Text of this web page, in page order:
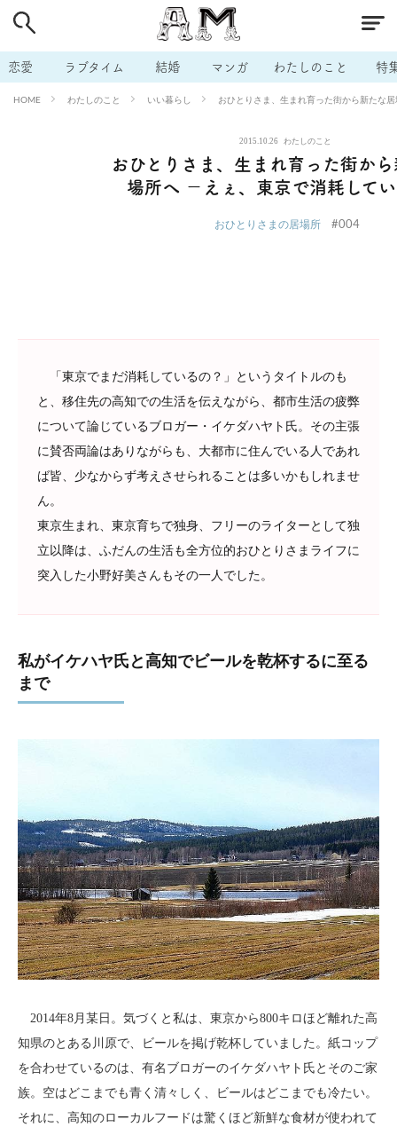
恋愛 ラブタイム 結婚 マンガ わたしのこと 特
HOME わたしのこと いい暮らし おひとりさま、生まれ育った街から新たな
2015.10.26 わたしのこと
おひとりさま、生まれ育った街か
場所へ －えぇ、東京で消耗して
おひとりさまの居場所 #004
「東京でまだ消耗しているの？」というタイトルのも
と、移住先の高知での生活を伝えながら、都市生活の疲弊
について論じているブロガー・イケダハヤト氏。その主張
に賛否両論はありながらも、大都市に住んでいる人であれ
ば皆、少なからず考えさせられることは多いかもしれませ
ん。
東京生まれ、東京育ちで独身、フリーのライターとして独
立以降は、ふだんの生活も全方位的おひとりさまライフに
突入した小野好美さんもその一人でした。
私がイケハヤ氏と高知でビールを乾杯するに至る
まで
2014年8月某日。気づくと私は、東京から800キロほど離れた高
知県のとある川原で、ビールを掲げ乾杯していました。紙コップ
を合わせているのは、有名ブロガーのイケダハヤト氏とそのご家
族。空はどこまでも青く清々しく、ビールはどこまでも冷たい。
それに、高知のローカルフードは驚くほど新鮮な食材が使われて
# 男の本音 # セフレ # 不倫
# 出会う方法 # マッチングアプリ # ラブグッズ # 体の相